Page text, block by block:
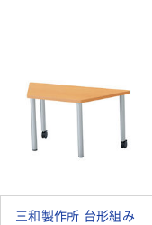
三和製作所 台形組み